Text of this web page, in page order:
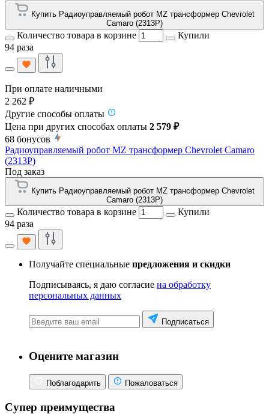
Купить Радиоуправляемый робот MZ трансформер Chevrolet
Camaro (2313P)
Количество товара в корзине
Купили
94 раза
При оплате наличными
2 262 ₽
Другие способы оплаты
Цена при других способах оплаты 2 579 ₽
68 бонусов
Радиоуправляемый робот MZ трансформер Chevrolet Camaro
(2313P)
Под заказ
Купить Радиоуправляемый робот MZ трансформер Chevrolet
Camaro (2313P)
Количество товара в корзине
Купили
94 раза
Получайте специальные предложения и скидки
Подписываясь, я даю согласие на обработку
персональных данных
Подписаться
Оцените магазин
Поблагодарить Пожаловаться
Супер преимущества